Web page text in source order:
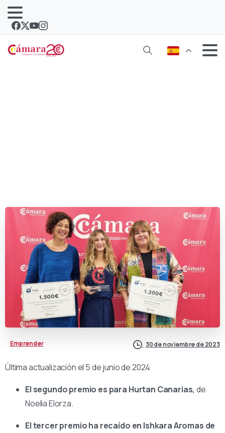
Emprender 30 de noviembre de 2023
Última actualización el 5 de junio de 2024
El segundo premio es para Hurtan Canarias, de
Noelia Elorza.
El tercer premio ha recaído en Ishkara Aromas de